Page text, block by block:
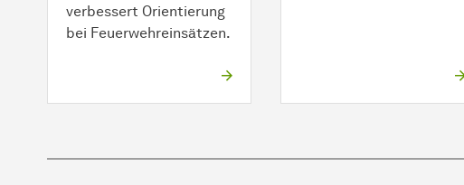
verbessert Orientierung
bei Feuerwehreinsätzen.